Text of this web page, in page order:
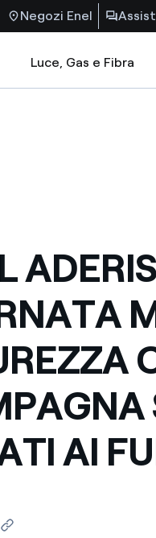
Negozi Enel
Luce, Gas e Fibra
AI